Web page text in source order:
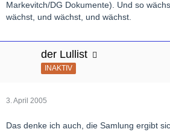
Markevitch/DG Dokumente). Und so
wächst, und wächst, und wächst.
der Lullist
INAKTIV
3. April 2005
Das denke ich auch, die Samlung ergibt